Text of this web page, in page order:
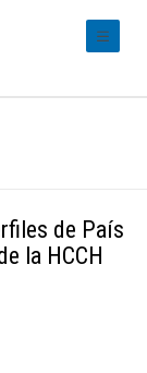
de País
la HCCH